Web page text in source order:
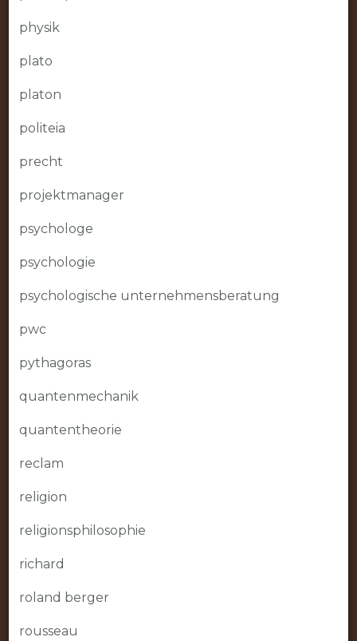
physik
plato
platon
politeia
precht
projektmanager
psychologe
psychologie
psychologische unternehmensberatung
pwc
pythagoras
quantenmechanik
quantentheorie
reclam
religion
religionsphilosophie
richard
roland berger
rousseau